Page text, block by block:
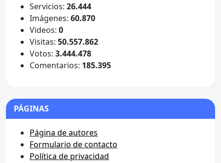
Servicios: 26.444
Imágenes: 60.870
Videos: 0
Visitas: 50.557.862
Votos: 3.444.478
Comentarios: 185.395
PÁGINAS
Página de autores
Formulario de contacto
Política de privacidad